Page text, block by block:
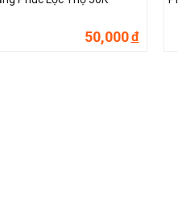
50,000đ